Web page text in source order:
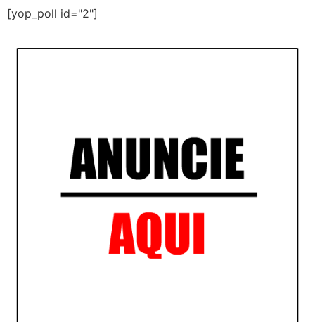
[yop_poll id="2"]